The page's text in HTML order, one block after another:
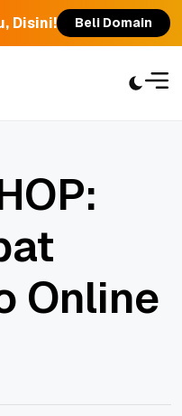
Disini! Beli Domain
Online